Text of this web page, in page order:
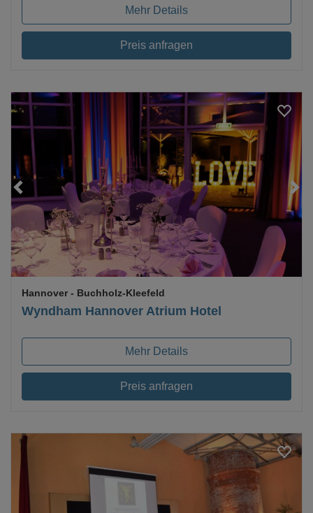
Mehr Details
Preis anfragen
Loading...
Wyndham Hannover Atrium Hotel
Hannover - Buchholz-Kleefeld
Mehr Details
Preis anfragen